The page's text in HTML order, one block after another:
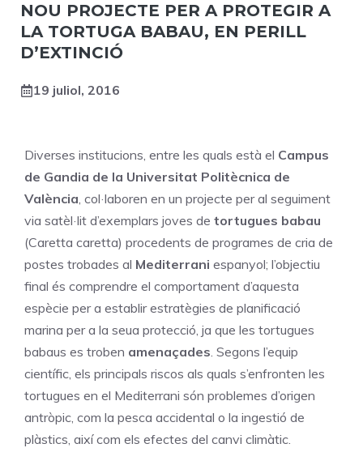
NOU PROJECTE PER A PROTEGIR A
LA TORTUGA BABAU, EN PERILL
D’EXTINCIÓ
19 juliol, 2016
Diverses institucions, entre les quals està el Campus
de Gandia de la Universitat Politècnica de
València , col·laboren en un projecte per al seguiment
via satèl·lit d’exemplars joves de tortugues babau
(Caretta caretta) procedents de programes de cria de
postes trobades al Mediterrani espanyol; l’objectiu
final és comprendre el comportament d’aquesta
espècie per a establir estratègies de planificació
marina per a la seua protecció, ja que les tortugues
babaus es troben amenaçades . Segons l’equip
científic, els principals riscos als quals s’enfronten les
tortugues en el Mediterrani són problemes d’origen
antròpic, com la pesca accidental o la ingestió de
plàstics, així com els efectes del canvi climàtic.